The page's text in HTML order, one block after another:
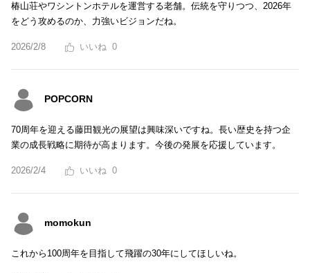
椿山荘やワシントンホテルを運営する老舗。伝統を守りつつ、2026年
をどう攻めるのか、力強いビジョンだね。
2026/2/8 0
POPCORN
70周年を迎える藤田観光の展望は興味深いですね。長い歴史を持つ企
業の成長戦略に期待が高まります。今後の発展を応援しています。
2026/2/4 0
momokun
これから100周年を目指して飛躍の30年にしてほしいね。